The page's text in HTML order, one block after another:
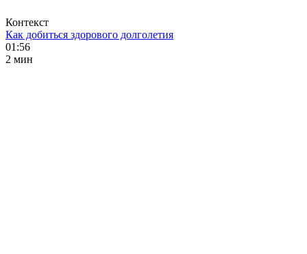
Контекст
Как добиться здорового долголетия
01:56
2 мин